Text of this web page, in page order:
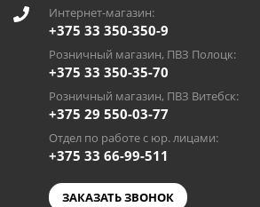
Интернет-магазин:
+375 33 350-350-9
Розничный магазин, ПВЗ Полоцк:
+375 33 350-35-70
Розничный магазин, ПВЗ Витебск:
+375 29 550-03-77
Отдел по работе с юр. лицами:
+375 33 66-99-511
ЗАКАЗАТЬ ЗВОНОК